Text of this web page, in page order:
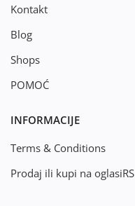
Kontakt
Blog
Shops
POMOĆ
INFORMACIJE
Terms & Conditions
Prodaj ili kupi na oglasiRS